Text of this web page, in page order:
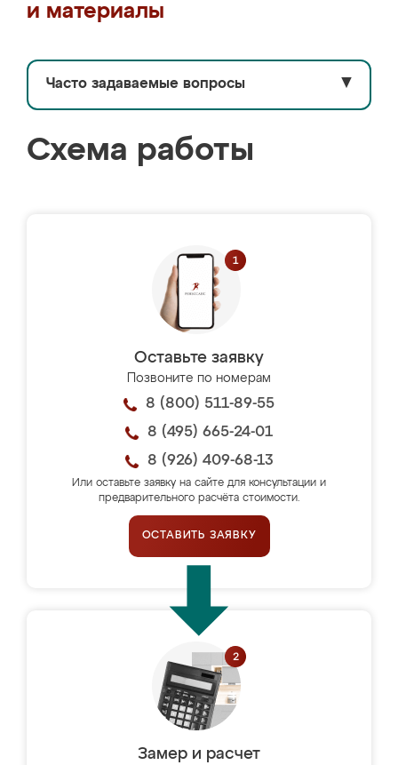
и материалы
Часто задаваемые вопросы ▼
Схема работы
Оставьте заявку
Позвоните по номерам
8 (800) 511-89-55
8 (495) 665-24-01
8 (926) 409-68-13
Или оставьте заявку на сайте для консультации и
предварительного расчёта стоимости.
ОСТАВИТЬ ЗАЯВКУ
Замер и расчет